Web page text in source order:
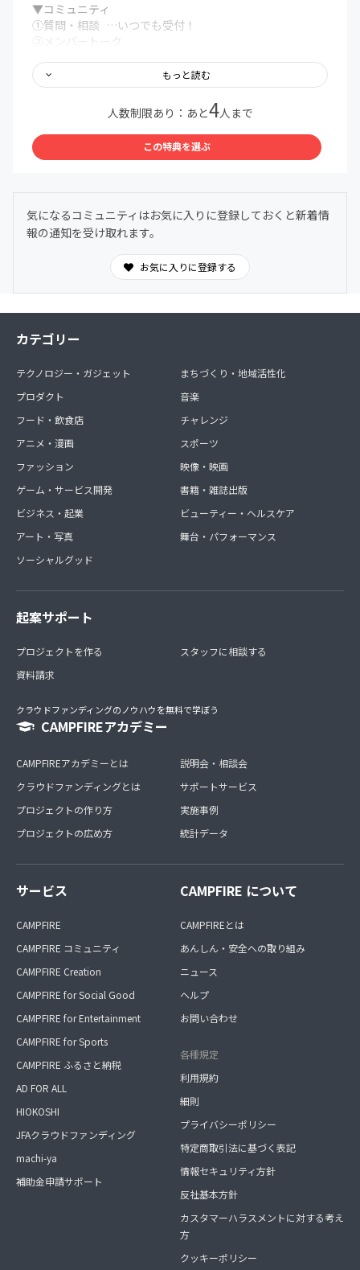
▼コミュニティ
①質問・相談 …いつでも受付！
②メンバートーク
…and more!
＊コミュニティ内ではLINEを使用します。注意事項をよく
読みご参加ください。
＊「初月無料」の適用は入会月末となります。翌月1日よ
親子料理部事務局公式LINE
https://lin.ee/GnmnXQs
＜この特典を選ぶ＞をタップすると参加手続きに進めま
もっと読む
人数制限あり：あと4人まで
この特典を選ぶ
気になるコミュニティはお気に入りに登録しておくと新着情
報の通知を受け取れます。
お気に入りに登録する
カテゴリー
テクノロジー・ガジェット
プロダクト
フード・飲食店
アニメ・漫画
ファッション
ゲーム・サービス開発
ビジネス・起業
アート・写真
ソーシャルグッド
まちづくり・地域活性化
音楽
チャレンジ
スポーツ
映像・映画
書籍・雑誌出版
ビューティー・ヘルスケア
舞台・パフォーマンス
起案サポート
プロジェクトを作る
資料請求
スタッフに相談する
クラウドファンディングのノウハウを無料で学ぼう
CAMPFIREアカデミー
CAMPFIREアカデミーとは
クラウドファンディングとは
プロジェクトの作り方
プロジェクトの広め方
説明会・相談会
サポートサービス
実施事例
統計データ
サービス
CAMPFIRE
CAMPFIRE コミュニティ
CAMPFIRE Creation
CAMPFIRE for Social Good
CAMPFIRE for Entertainment
CAMPFIRE for Sports
CAMPFIRE ふるさと納税
AD FOR ALL
HIOKOSHI
JFAクラウドファンディング
machi-ya
補助金申請サポート
CAMPFIRE について
CAMPFIREとは
あんしん・安全への取り組み
ニュース
ヘルプ
お問い合わせ
各種規定
利用規約
細則
プライバシーポリシー
特定商取引法に基づく表記
情報セキュリティ方針
反社基本方針
カスタマーハラスメントに対する考え
方
クッキーポリシー